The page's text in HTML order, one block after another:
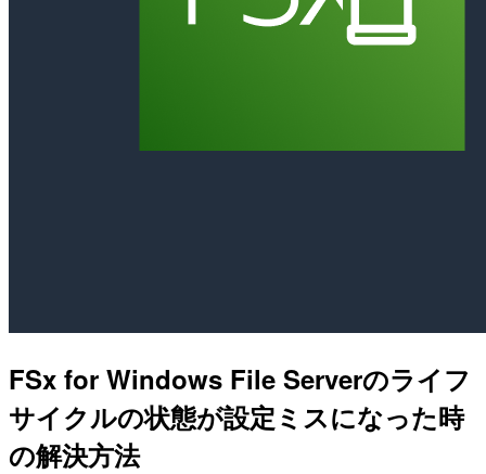
FSx for Windows File Serverのライフ
サイクルの状態が設定ミスになった時
の解決方法